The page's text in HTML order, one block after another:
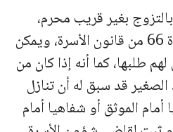
بغير قريب محرم،
وهذا ما نصت عليه المادة 66 من قانون الأسرة، ويمكن
طلبها، كما أنه إذا كان من
قد سبق له أن تنازل
الموثق أو شفاهيا أمام